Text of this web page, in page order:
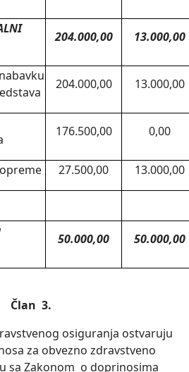
204.000,00 13.000,00
204.000,00 13.000,00
176.500,00 0,00
27.500,00 13.000,00
50.000,00 50.000,00
Član 3.
osiguranja ostvaruju
za obvezno zdravstveno
sa Zakonom o doprinosima